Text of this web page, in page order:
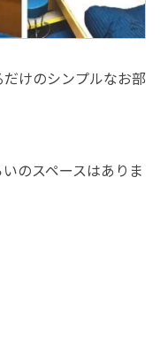
だけのシンプルなお部
のスペースはありま